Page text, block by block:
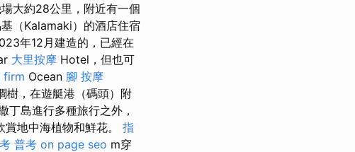
大約28公里，附近有一個
（Kalamaki）的酒店住宿
年12月建造的，已經在
大里按摩 Hotel，但也可
firm Ocean 腳 按摩
樹，在遊艇港（碼頭）附
丁島進行多種旅行之外，
地中海植物和鮮花。 指
普考 on page seo m穿